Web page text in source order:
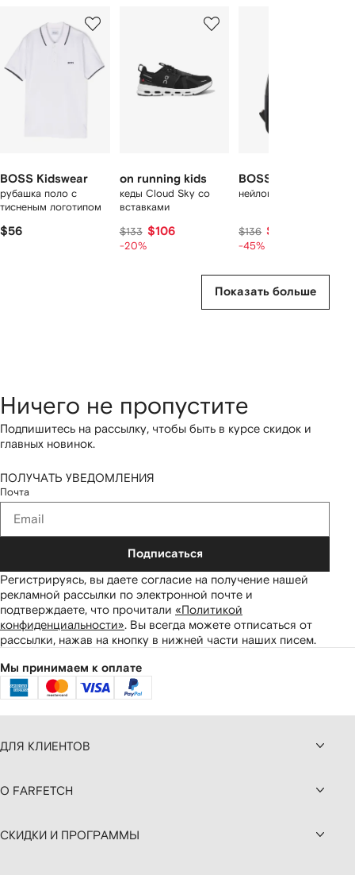
BOSS Kidswear
рубашка поло с
тисненым логотипом
$56
on running kids
кеды Cloud Sky со
вставками
$133 $106
-20%
BOSS Kidswear
нейлоновый рюкзак
$136 $75
-45%
Показать больше
Ничего не пропустите
Подпишитесь на рассылку, чтобы быть в курсе скидок и
главных новинок.
ПОЛУЧАТЬ УВЕДОМЛЕНИЯ
Почта
Подписаться
Регистрируясь, вы даете согласие на получение нашей
рекламной рассылки по электронной почте и
подтверждаете, что прочитали «Политикой
конфиденциальности» Вы всегда можете отписаться от
рассылки, нажав на кнопку в нижней части наших писем.
Мы принимаем к оплате
ДЛЯ КЛИЕНТОВ
О FARFETCH
СКИДКИ И ПРОГРАММЫ